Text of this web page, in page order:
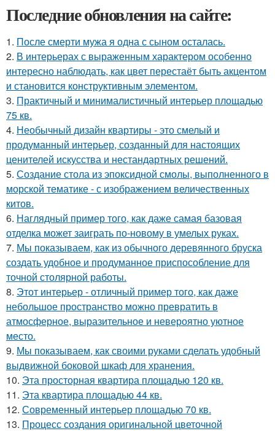
Последние обновления на сайте:
1. После смерти мужа я одна с сыном осталась.
2. В интерьерах с выраженным характером особенно
интересно наблюдать, как цвет перестаёт быть акцентом
и становится конструктивным элементом.
3. Практичный и минималистичный интерьер площадью
75 кв.
4. Необычный дизайн квартиры - это смелый и
продуманный интерьер, созданный для настоящих
ценителей искусства и нестандартных решений.
5. Создание стола из эпоксидной смолы, выполненного в
морской тематике - с изображением величественных
китов.
6. Наглядный пример того, как даже самая базовая
отделка может заиграть по-новому в умелых руках.
7. Мы показываем, как из обычного деревянного бруска
создать удобное и продуманное приспособление для
точной столярной работы.
8. Этот интерьер - отличный пример того, как даже
небольшое пространство можно превратить в
атмосферное, выразительное и невероятно уютное
место.
9. Мы показываем, как своими руками сделать удобный
выдвижной боковой шкаф для хранения.
10. Эта просторная квартира площадью 120 кв.
11. Эта квартира площадью 44 кв.
12. Современный интерьер площадью 70 кв.
13. Процесс создания оригинальной цветочной